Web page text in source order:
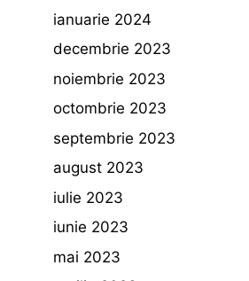
ianuarie 2024
decembrie 2023
noiembrie 2023
octombrie 2023
septembrie 2023
august 2023
iulie 2023
iunie 2023
mai 2023